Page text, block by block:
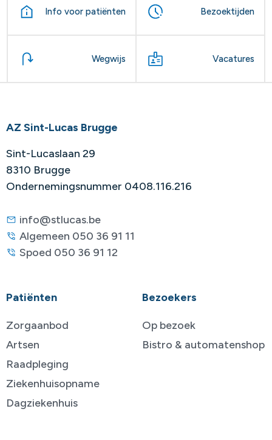
Info voor patiënten Bezoektijden
Wegwijs Vacatures
AZ Sint-Lucas Brugge
Sint-Lucaslaan 29
8310 Brugge
Ondernemingsnummer 0408.116.216
info@stlucas.be
Algemeen 050 36 91 11
Spoed 050 36 91 12
Patiënten
Zorgaanbod
Artsen
Raadpleging
Ziekenhuisopname
Dagziekenhuis
Bezoekers
Op bezoek
Bistro & automatenshop